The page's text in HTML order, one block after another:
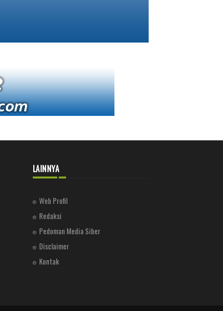
LAINNYA
Web Profil
Redaksi
Pedoman Media Siber
Disclaimer
Kontak